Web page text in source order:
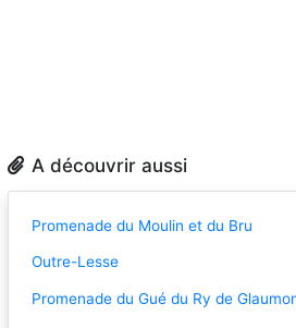
A découvrir aussi
Promenade du Moulin et du Bru
Outre-Lesse
Promenade du Gué du Ry de